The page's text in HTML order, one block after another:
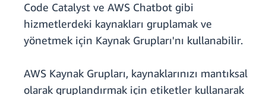
Code Catalyst ve AWS Chatbot gibi
hizmetlerdeki kaynakları gruplamak ve
yönetmek için Kaynak Grupları'nı kullanabilir.
AWS Kaynak Grupları, kaynaklarınızı mantıksal
olarak gruplandırmak için etiketler kullanarak